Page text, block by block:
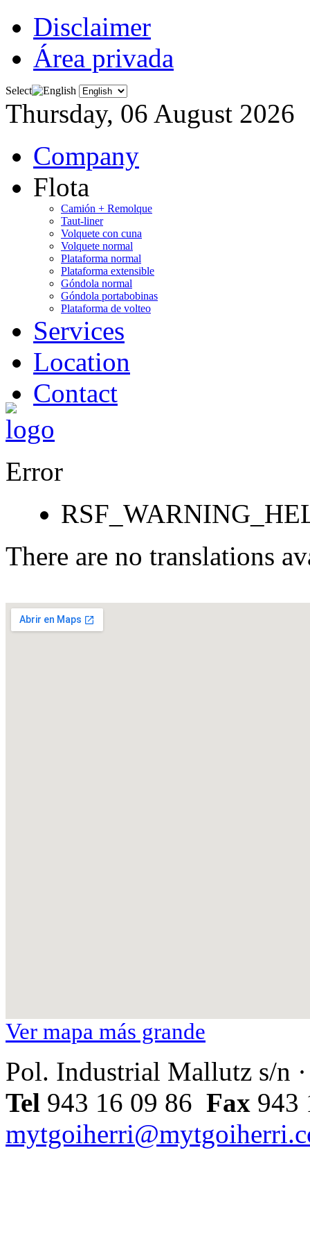
Disclaimer
Área privada
Select
Thursday, 06 August 2026
Company
Flota
Camión + Remolque
Taut-liner
Volquete con cuna
Volquete normal
Plataforma normal
Plataforma extensible
Góndola normal
Góndola portabobinas
Plataforma de volteo
Services
Location
Contact
Error
There are no translations
Ver mapa más grande
Pol. Industrial Mallutz s/n
Tel 943 16 09 86 Fax 943